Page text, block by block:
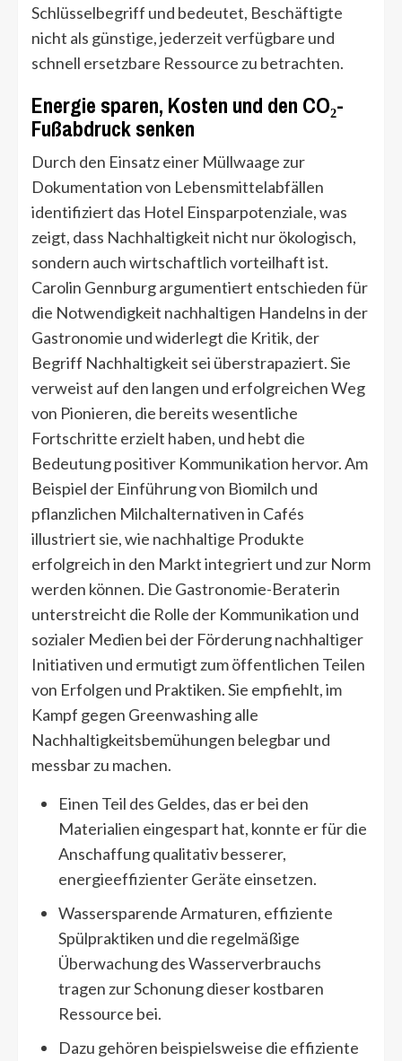
Schlüsselbegriff und bedeutet, Beschäftigte
nicht als günstige, jederzeit verfügbare und
schnell ersetzbare Ressource zu betrachten.
Energie sparen, Kosten und den CO₂-
Fußabdruck senken
Durch den Einsatz einer Müllwaage zur
Dokumentation von Lebensmittelabfällen
identifiziert das Hotel Einsparpotenziale, was
zeigt, dass Nachhaltigkeit nicht nur ökologisch,
sondern auch wirtschaftlich vorteilhaft ist.
Carolin Gennburg argumentiert entschieden für
die Notwendigkeit nachhaltigen Handelns in der
Gastronomie und widerlegt die Kritik, der
Begriff Nachhaltigkeit sei überstrapaziert. Sie
verweist auf den langen und erfolgreichen Weg
von Pionieren, die bereits wesentliche
Fortschritte erzielt haben, und hebt die
Bedeutung positiver Kommunikation hervor. Am
Beispiel der Einführung von Biomilch und
pflanzlichen Milchalternativen in Cafés
illustriert sie, wie nachhaltige Produkte
erfolgreich in den Markt integriert und zur Norm
werden können. Die Gastronomie-Beraterin
unterstreicht die Rolle der Kommunikation und
sozialer Medien bei der Förderung nachhaltiger
Initiativen und ermutigt zum öffentlichen Teilen
von Erfolgen und Praktiken. Sie empfiehlt, im
Kampf gegen Greenwashing alle
Nachhaltigkeitsbemühungen belegbar und
messbar zu machen.
Einen Teil des Geldes, das er bei den
Materialien eingespart hat, konnte er für die
Anschaffung qualitativ besserer,
energieeffizienter Geräte einsetzen.
Wassersparende Armaturen, effiziente
Spülpraktiken und die regelmäßige
Überwachung des Wasserverbrauchs
tragen zur Schonung dieser kostbaren
Ressource bei.
Dazu gehören beispielsweise die effiziente